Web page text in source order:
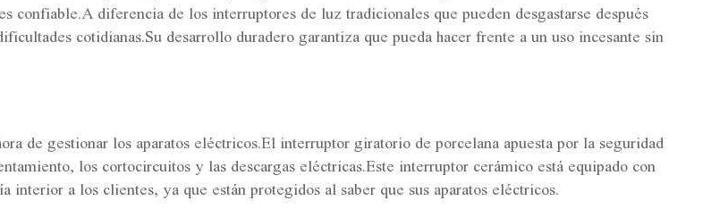
confiable.A diferencia de los interruptores de luz tradicionales que pueden desgastarse después
cotidianas.Su desarrollo duradero garantiza que pueda hacer frente a un uso incesante sin
de gestionar los aparatos eléctricos.El interruptor giratorio de porcelana apuesta por la seguridad
los cortocircuitos y las descargas eléctricas.Este interruptor cerámico está equipado con
a los clientes, ya que están protegidos al saber que sus aparatos eléctricos.